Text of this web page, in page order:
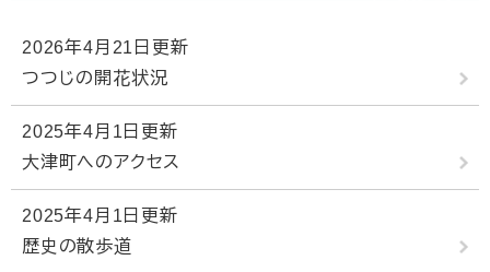
2026年4月21日更新
つつじの開花状況
2025年4月1日更新
大津町へのアクセス
2025年4月1日更新
歴史の散歩道